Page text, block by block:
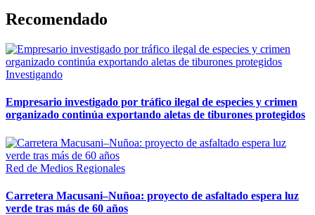
Recomendado
Investigando
Empresario investigado por tráfico ilegal de especies y crimen
organizado continúa exportando aletas de tiburones protegidos
Red de Medios Regionales
Carretera Macusani–Nuñoa: proyecto de asfaltado espera luz
verde tras más de 60 años